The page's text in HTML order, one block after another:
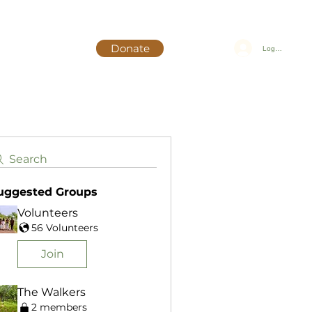
Donate Log In
Search
Groups
Volunteers
56 Volunteers
Join
The Walkers
2 members